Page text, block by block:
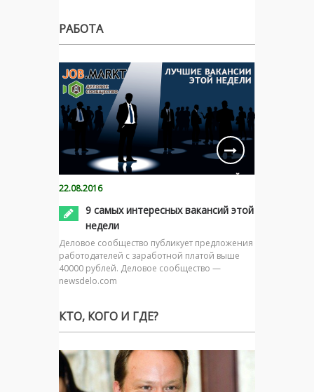
РАБОТА
22.08.2016
9 самых интересных вакансий этой
недели
Деловое сообщество публикует предложения
работодателей с заработной платой выше
40000 рублей. Деловое сообщество —
newsdelo.com
КТО, КОГО И ГДЕ?